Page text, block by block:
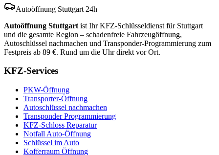
Autoöffnung Stuttgart 24h
Autoöffnung Stuttgart ist Ihr KFZ-Schlüsseldienst für Stuttgart
und die gesamte Region – schadenfreie Fahrzeugöffnung,
Autoschlüssel nachmachen und Transponder-Programmierung zum
Festpreis ab 89 €. Rund um die Uhr direkt vor Ort.
KFZ-Services
PKW-Öffnung
Transporter-Öffnung
Autoschlüssel nachmachen
Transponder Programmierung
KFZ-Schloss Reparatur
Notfall Auto-Öffnung
Schlüssel im Auto
Kofferraum Öffnung